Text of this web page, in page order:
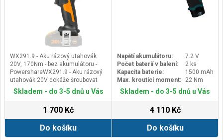
WX291.9 - Aku rázový utahovák
20V, 170Nm - bez akumulátoru -
PowershareWX291.9 - Aku rázový
utahovák 20V dokáže šroubovat
spojovací prvky mnohem rychleji
než jakákoliv akumulátorová
vrtačka, a to vše v super lehkém a
kompaktním provedení, které
umožňuje pohodlné a snadné
použití.POWER-SHARE Nářadí je
dodáváno bez akumulátoru a
Skladem - do 3-5 dnů u Vás
1 700 Kč
Do košíku
Napětí akumulátoru:
7.2 V
Počet baterií v balení:
2 ks
Kapacita baterie:
1500 mAh
Max. kroutící moment:
22 Nm
Skladem - do 3-5 dnů u Vás
4 110 Kč
Do košíku